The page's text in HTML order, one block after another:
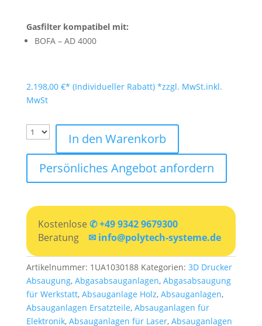
Gasfilter kompatibel mit:
BOFA – AD 4000
2.198,00 € *zzgl. MwSt.inkl.
MwSt
In den Warenkorb
Persönliches Angebot anfordern
Kostenlose ✆ +49 9342 9679300
Beratung ✉ info@polytech-systeme.de
Artikelnummer: 1UA1030188 Kategorien: 3D Drucker
Absaugung, Abgasabsauganlagen, Abgasabsaugung
für Werkstatt, Absauganlage Holz, Absauganlagen,
Absauganlagen Ersatzteile, Absauganlagen für
Elektronik, Absauganlagen für Laser, Absauganlagen